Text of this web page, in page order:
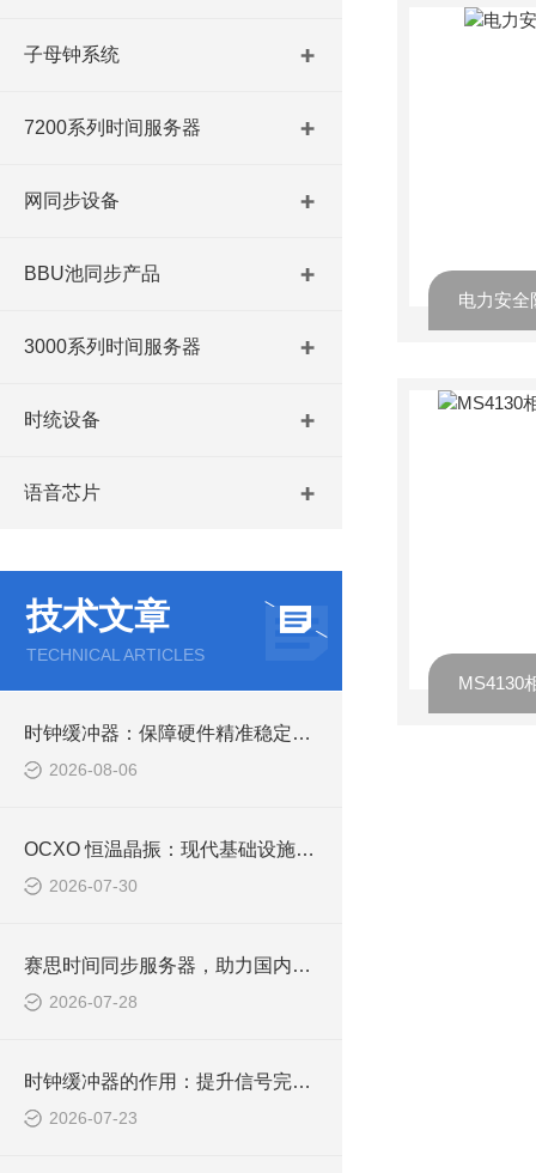
子母钟系统
7200系列时间服务器
网同步设备
BBU池同步产品
3000系列时间服务器
时统设备
语音芯片
技术文章
TECHNICAL ARTICLES
时钟缓冲器：保障硬件精准稳定运行的幕后基石
2026-08-06
OCXO 恒温晶振：现代基础设施高稳定时间同步的核心基石
2026-07-30
赛思时间同步服务器，助力国内团队实现信息论安全的相对论零知识证明
2026-07-28
时钟缓冲器的作用：提升信号完整性与系统稳定性的关键
2026-07-23
电力安全